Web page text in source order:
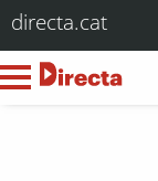
directa.cat